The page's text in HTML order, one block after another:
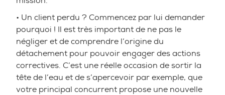
• Un client perdu ? Commencez par lui demander
pourquoi ! Il est très important de ne pas le
négliger et de comprendre l’origine du
détachement pour pouvoir engager des actions
correctives. C’est une réelle occasion de sortir la
tête de l’eau et de s’apercevoir par exemple, que
votre principal concurrent propose une nouvelle